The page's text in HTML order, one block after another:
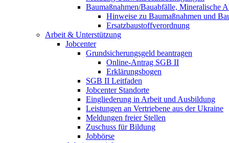
Baumaßnahmen/Bauabfälle, Mineralische
Hinweise zu Baumaßnahmen und
Ersatzbaustoffverordnung
Arbeit & Unterstützung
Jobcenter
Grundsicherungsgeld beantragen
Online-Antrag SGB II
Erklärungsbogen
SGB II Leitfaden
Jobcenter Standorte
Eingliederung in Arbeit und Ausbildung
Leistungen an Vertriebene aus der Ukraine
Meldungen freier Stellen
Zuschuss für Bildung
Jobbörse